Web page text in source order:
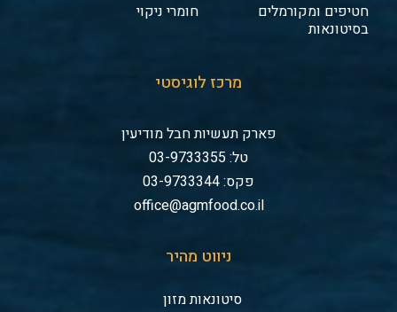
חטיפים ומקורמלים
בסיטונאות
חומרי ניקוי
מרכז לוגיסטי
פארק תעשיות חבל מודיעין
טל: 03-9733355
פקס: 03-9733344
office@agmfood.co.il
ניווט מהיר
סיטונאות מזון